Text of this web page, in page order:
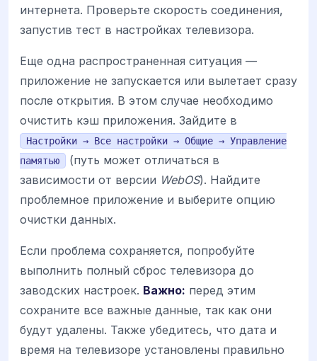
интернета. Проверьте скорость соединения,
запустив тест в настройках телевизора.
Еще одна распространенная ситуация —
приложение не запускается или вылетает сразу
после открытия. В этом случае необходимо
очистить кэш приложения. Зайдите в
Настройки → Все настройки → Общие → Управление
памятью
(путь может отличаться в
зависимости от версии WebOS). Найдите
проблемное приложение и выберите опцию
очистки данных.
Если проблема сохраняется, попробуйте
выполнить полный сброс телевизора до
заводских настроек. Важно: перед этим
сохраните все важные данные, так как они
будут удалены. Также убедитесь, что дата и
время на телевизоре установлены правильно